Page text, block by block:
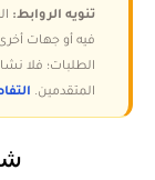
تنويه الروابط:
فيه أو جهات
الطلبات؛ فلا
المتقدمين.